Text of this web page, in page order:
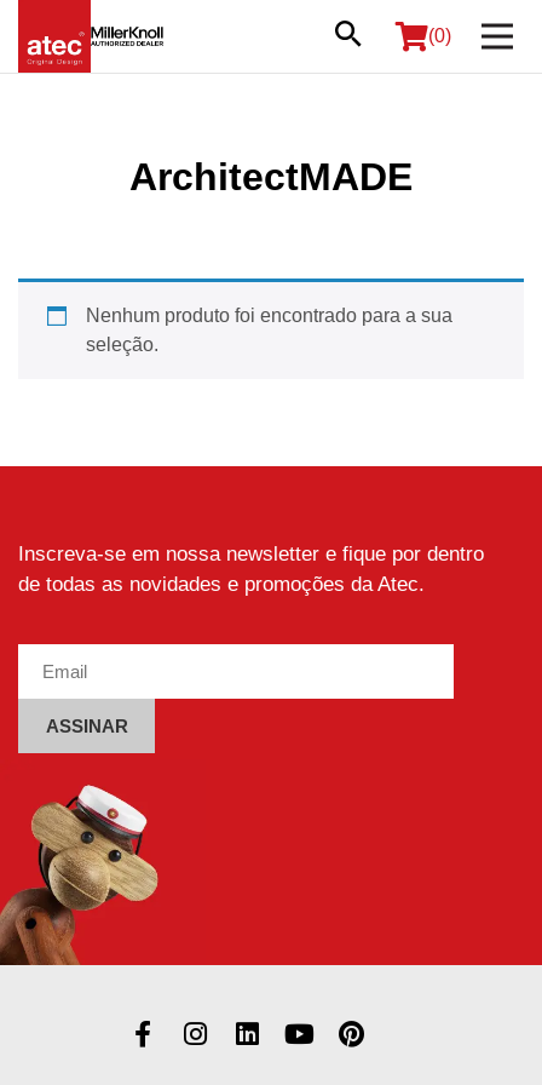
(0)
ArchitectMADE
Nenhum produto foi encontrado para a sua
seleção.
Inscreva-se em nossa newsletter e fique por dentro
de todas as novidades e promoções da Atec.
Alternative: